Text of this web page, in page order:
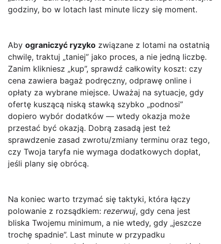
godziny, bo w lotach last minute liczy się moment.
Aby ograniczyć ryzyko związane z lotami na ostatnią
chwilę, traktuj „taniej” jako proces, a nie jedną liczbę.
Zanim klikniesz „kup”, sprawdź całkowity koszt: czy
cena zawiera bagaż podręczny, odprawę online i
opłaty za wybrane miejsce. Uważaj na sytuacje, gdy
ofertę kuszącą niską stawką szybko „podnosi”
dopiero wybór dodatków — wtedy okazja może
przestać być okazją. Dobrą zasadą jest też
sprawdzenie zasad zwrotu/zmiany terminu oraz tego,
czy Twoja taryfa nie wymaga dodatkowych dopłat,
jeśli plany się obrócą.
Na koniec warto trzymać się taktyki, która łączy
polowanie z rozsądkiem: rezerwuj, gdy cena jest
bliska Twojemu minimum, a nie wtedy, gdy „jeszcze
trochę spadnie”. Last minute w przypadku